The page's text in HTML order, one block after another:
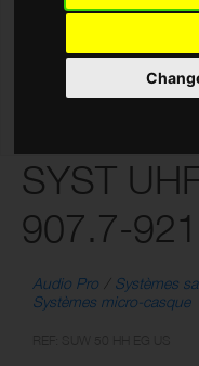
SYST
907.7-
Audio Pro Systèmes
Systèmes micro-casque